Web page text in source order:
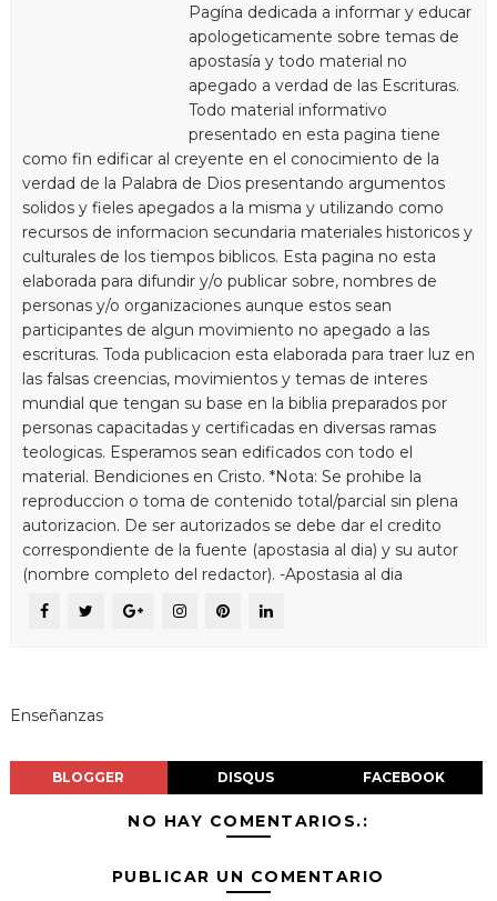
Pagína dedicada a informar y educar
apologeticamente sobre temas de
apostasía y todo material no
apegado a verdad de las Escrituras.
Todo material informativo
presentado en esta pagina tiene
como fin edificar al creyente en el conocimiento de la
verdad de la Palabra de Dios presentando argumentos
solidos y fieles apegados a la misma y utilizando como
recursos de informacion secundaria materiales historicos y
culturales de los tiempos biblicos. Esta pagina no esta
elaborada para difundir y/o publicar sobre, nombres de
personas y/o organizaciones aunque estos sean
participantes de algun movimiento no apegado a las
escrituras. Toda publicacion esta elaborada para traer luz en
las falsas creencias, movimientos y temas de interes
mundial que tengan su base en la biblia preparados por
personas capacitadas y certificadas en diversas ramas
teologicas. Esperamos sean edificados con todo el
material. Bendiciones en Cristo. *Nota: Se prohibe la
reproduccion o toma de contenido total/parcial sin plena
autorizacion. De ser autorizados se debe dar el credito
correspondiente de la fuente (apostasia al dia) y su autor
(nombre completo del redactor). -Apostasia al dia
Enseñanzas
BLOGGER DISQUS FACEBOOK
NO HAY COMENTARIOS.:
PUBLICAR UN COMENTARIO